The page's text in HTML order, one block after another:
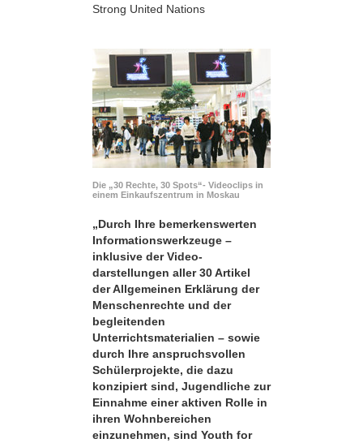
Strong United Nations
Die „30 Rechte, 30 Spots“- Videoclips in
einem Einkaufszentrum in Moskau
„Durch Ihre bemerkens­werten
Informationswerkzeuge –
inklusive der Video­
darstellungen aller 30 Artikel
der Allgemeinen Erklärung der
Menschenrechte und der
begleitenden
Unterrichtsmaterialien – sowie
durch Ihre anspruchsvollen
Schülerprojekte, die dazu
konzipiert sind, Jugendliche zur
Einnahme einer aktiven Rolle in
ihren Wohnbereichen
einzunehmen, sind Youth for